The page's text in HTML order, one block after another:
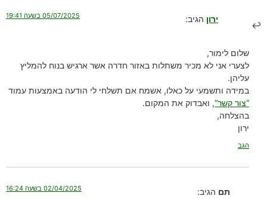
ירון הגיב: 05/07/2025 בשעה 19:41
שלום לימור,
לצערי אני לא מכיר משתלות באזור חדרה אשר ארגיש בנוח להמליץ
עליהן.
במידה ותשמעי על כאלו, אשמח אם תשלחי לי הודעה באמצעות עמוד
“צור קשר”, ואבדוק את המקום.
בהצלחה,
ירון
הגב
תם הגיב: 02/04/2025 בשעה 16:24